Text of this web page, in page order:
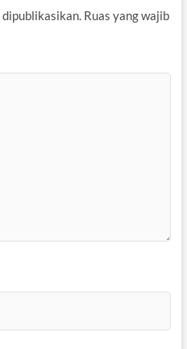
Ruas yang wajib